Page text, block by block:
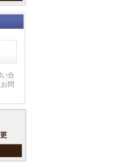
合
問